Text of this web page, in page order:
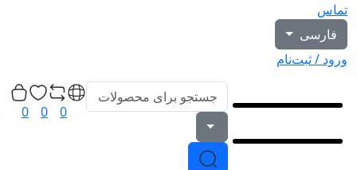
تماس
فارسی
ورود / ثبت‌نام
0
0
0